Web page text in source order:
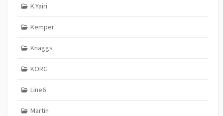
K.Yairi
Kemper
Knaggs
KORG
Line6
Martin